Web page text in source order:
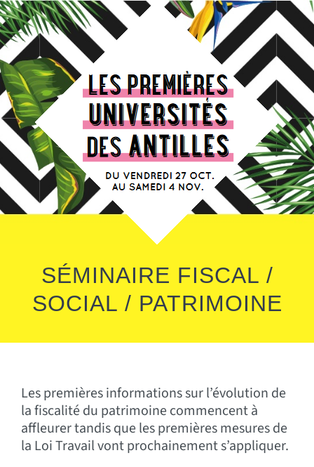
Skip
to
content
SÉMINAIRE FISCAL /
SOCIAL / PATRIMOINE
Les premières informations sur l’évolution de
la fiscalité du patrimoine commencent à
affleurer tandis que les premières mesures de
la Loi Travail vont prochainement s’appliquer.